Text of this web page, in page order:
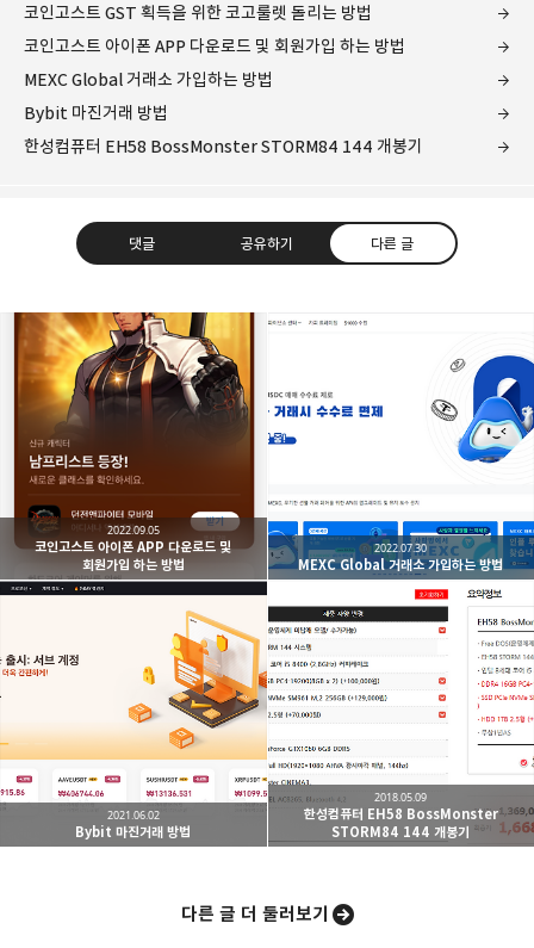
코인고스트 GST 획득을 위한 코고룰렛 돌리는 방법
코인고스트 아이폰 APP 다운로드 및 회원가입 하는 방법
MEXC Global 거래소 가입하는 방법
Bybit 마진거래 방법
한성컴퓨터 EH58 BossMonster STORM84 144 개봉기
댓글 공유하기 다른 글
개새닷컴
IT 지식 창고, Windows, Linux, Software, Hardware,
Development
카카오톡
밴드
코인고스트 아이폰 APP 다운로드 및
회원가입 하는 방법
2022.09.05
MEXC Global 거래소 가입하는 방법
2022.07.30
Bybit 마진거래 방법
2021.06.02
한성컴퓨터 EH58 BossMonster
STORM84 144 개봉기
2018.05.09
다른 글 더 둘러보기